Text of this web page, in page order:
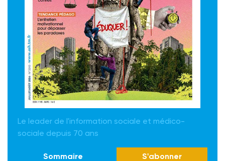
Le leader de l'information sociale et médico-
sociale depuis 70 ans
Sommaire S'abonner